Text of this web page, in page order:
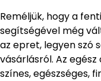
Reméljük, hogy a
segítségével még
az epret, legyen szó
vásárlásról. Az
színes, egészséges,